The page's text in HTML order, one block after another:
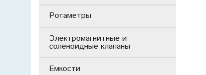
Ротаметры
Электромагнитные и
соленоидные клапаны
Емкости